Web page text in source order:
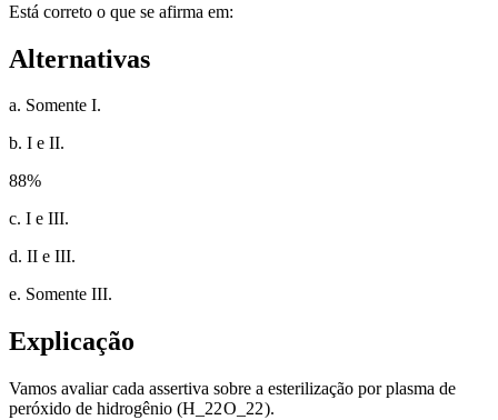
Está correto o que se afirma em:
Alternativas
a. Somente I.
b. I e II.
88%
c. I e III.
d. II e III.
e. Somente III.
Explicação
Vamos avaliar cada assertiva sobre a esterilização por plasma de
peróxido de hidrogênio (H _22O _22).